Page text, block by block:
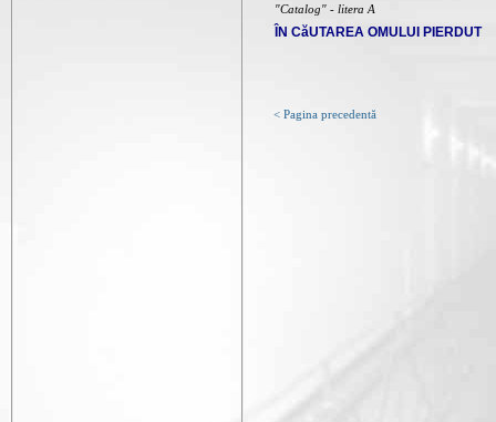
"Catalog" - litera A
ÎN CăUTAREA OMULUI PIERDUT
< Pagina precedentă